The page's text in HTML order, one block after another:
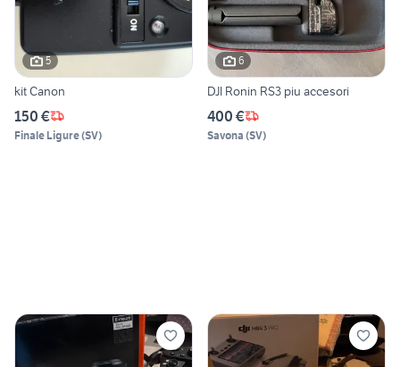
5
kit Canon
150 €
Finale Ligure(SV)
6
DJI Ronin RS3 piu accesori
400 €
Savona (SV)